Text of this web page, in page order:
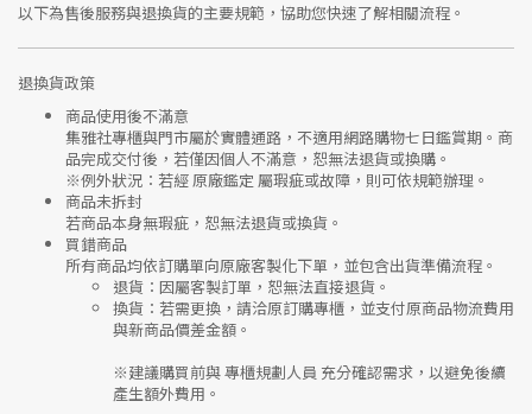
以下為售後服務與退換貨的主要規範，協助您快速了解相關流程。
退換貨政策
商品使用後不滿意
集雅社專櫃與門市屬於實體通路，不適用網路購物七日鑑賞期 。商
品完成交付後，若僅因個人不滿意，恕無法退貨或換購。
※例外狀況：若經 原廠鑑定 屬瑕疵或故障，則可依規範辦理。
商品未拆封
若商品本身無瑕疵，恕無法退貨或換貨。
買錯商品
所有商品均依訂購單向原廠客製化下單 ，並包含出貨準備流程。
退貨 ：因屬客製訂單，恕無法直接退貨。
換貨 ：若需更換，請洽原訂購專櫃，並支付原商品物流費用
與新商品價差金額 。
※建議購買前與專櫃規劃人員 充分確認需求，以避免後續
產生額外費用。